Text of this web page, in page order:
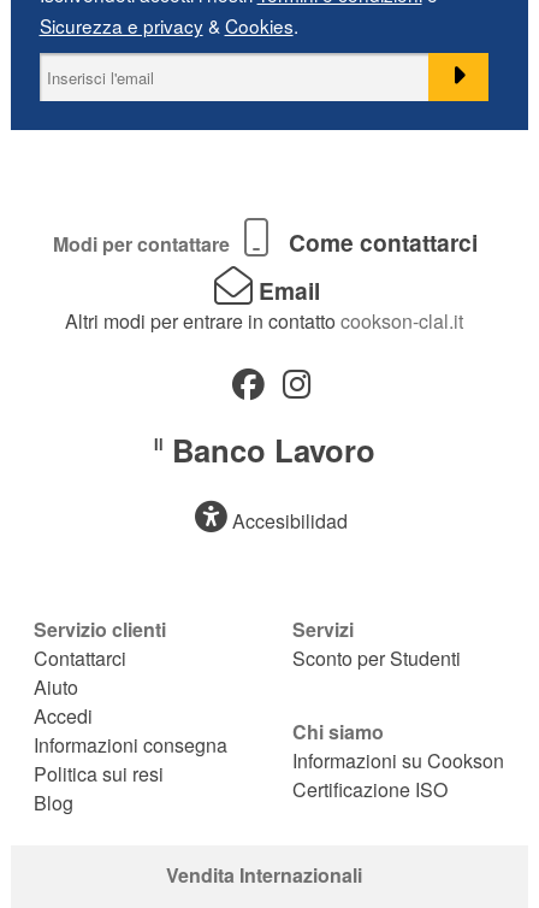
Sicurezza e privacy& Cookies.
Modi per contattare
Come contattarci
Email
Altri modi per entrare in contatto cookson-clal.it
Il Banco Lavoro
Accesibilidad
Servizio clienti
Contattarci
Aiuto
Accedi
Informazioni consegna
Politica sui resi
Blog
Servizi
Sconto per Studenti
Chi siamo
Informazioni su Cookson
Certificazione ISO
Vendita Internazionali